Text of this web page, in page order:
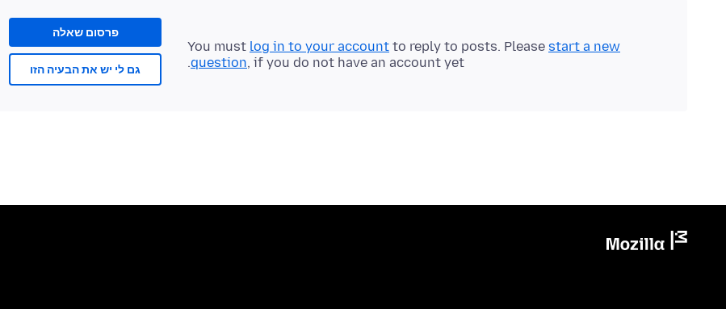
פרסום שאלה
גם לי יש את הבעיה הזו
You must log in to your account to reply to posts. Please start a new
question, if you do not have an account yet.